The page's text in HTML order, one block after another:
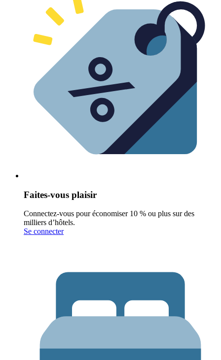
Faites-vous plaisir
Connectez-vous pour économiser 10 % ou plus sur des
milliers d’hôtels.
Se connecter